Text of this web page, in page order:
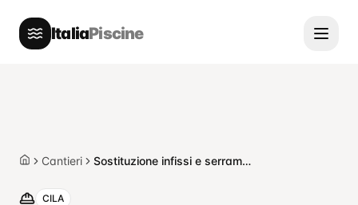
ItaliaPiscine
HomeCantieri Sostituzione infissi e serramenti — Sovicille
CILA